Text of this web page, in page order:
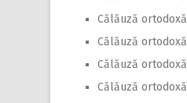
Călăuză
Călăuză
Călăuză
Călăuză